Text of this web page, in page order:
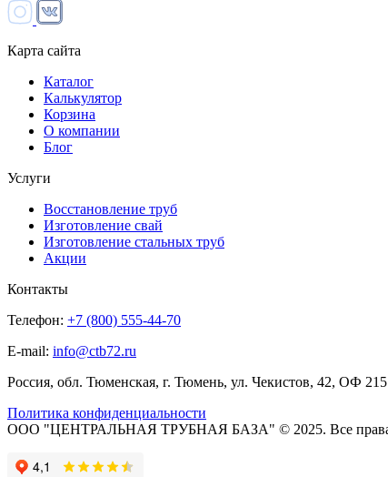
Карта сайта
Каталог
Калькулятор
Корзина
О компании
Блог
Услуги
Восстановление труб
Изготовление свай
Изготовление стальных труб
Акции
Контакты
Телефон: +7 (800) 555-44-70
E-mail: info@ctb72.ru
Россия, обл. Тюменская, г. Тюмень, ул. Чекистов, 42, ОФ
Политика конфиденциальности
ООО "ЦЕНТРАЛЬНАЯ ТРУБНАЯ БАЗА" © 2025. Все